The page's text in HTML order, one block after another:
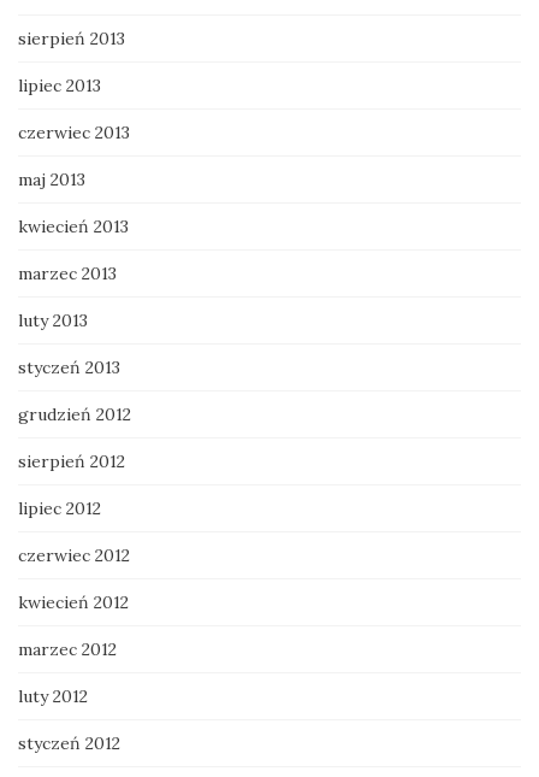
sierpień 2013
lipiec 2013
czerwiec 2013
maj 2013
kwiecień 2013
marzec 2013
luty 2013
styczeń 2013
grudzień 2012
sierpień 2012
lipiec 2012
czerwiec 2012
kwiecień 2012
marzec 2012
luty 2012
styczeń 2012